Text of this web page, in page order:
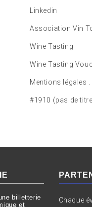
Linkedin
Association Vin
Wine Tasting
Wine Tasting
Mentions légales .
#1910 (pas de
billetterie
et
Chaque